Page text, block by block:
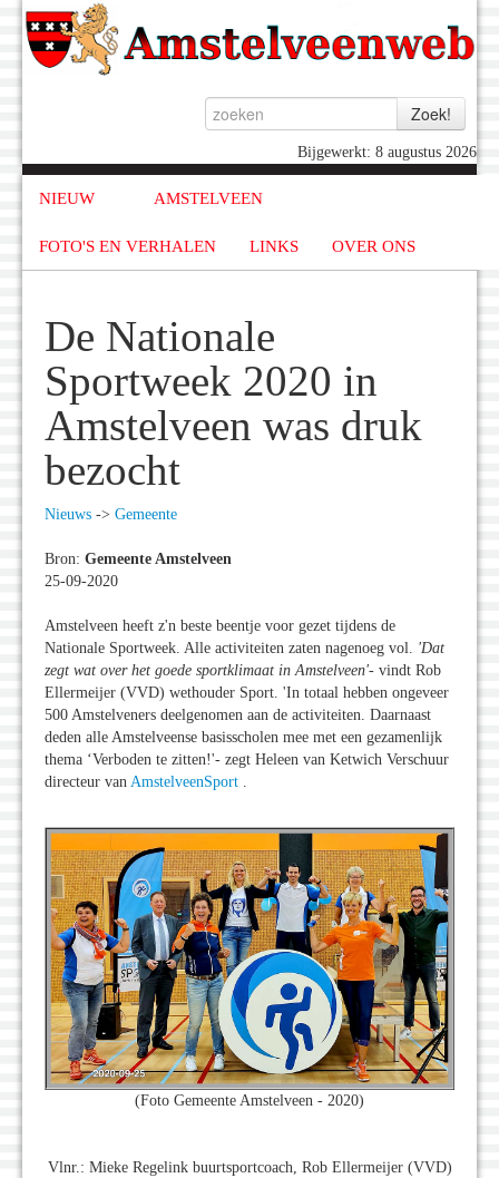
Bijgewerkt: 8 augustus 2026
NIEUW AMSTELVEEN
FOTO'S EN VERHALEN LINKS OVER ONS
De Nationale
Sportweek 2020 in
Amstelveen was druk
bezocht
Nieuws -> Gemeente
Bron: Gemeente Amstelveen
25-09-2020
Amstelveen heeft z'n beste beentje voor gezet tijdens de
Nationale Sportweek. Alle activiteiten zaten nagenoeg vol. 'Dat
zegt wat over het goede sportklimaat in Amstelveen'- vindt Rob
Ellermeijer (VVD) wethouder Sport. 'In totaal hebben ongeveer
500 Amstelveners deelgenomen aan de activiteiten. Daarnaast
deden alle Amstelveense basisscholen mee met een gezamenlijk
thema ‘Verboden te zitten!'- zegt Heleen van Ketwich Verschuur
directeur van AmstelveenSport .
(Foto Gemeente Amstelveen - 2020)
Vlnr.: Mieke Regelink buurtsportcoach, Rob Ellermeijer (VVD)